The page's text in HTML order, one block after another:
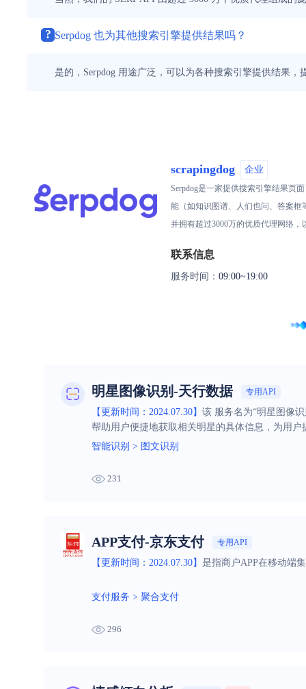
? Serpdog 也为其他搜索引擎提供结果吗？
是的，Serpdog 用途广泛，可以为各种搜索引擎提供结果，
scrapingdog 企业
Serpdog是一家提供搜索引擎结果页
能（如知识图谱、人们也问、答案框
并拥有超过3000万的优质代理网络
联系信息
服务时间： 09:00~19:00
明星图像识别-天行数据 专用API
【更新时间：2024.07.30】 该 服务名为“明星图像
帮助用户便捷地获取相关明星的具体信息，为用
智能识别 > 图文识别
231
APP支付-京东支付 专用API
【更新时间：2024.07.30】 是指商户APP在移动端
支付服务 > 聚合支付
296